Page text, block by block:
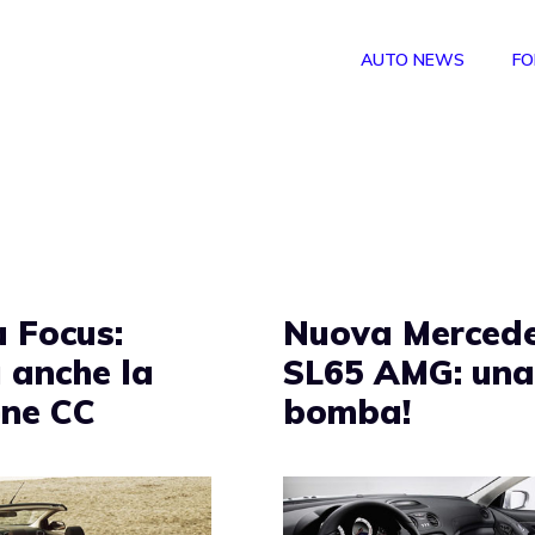
AUTO NEWS
Focus:
la
CC
Nuova
SL65 AMG: una
bomba!